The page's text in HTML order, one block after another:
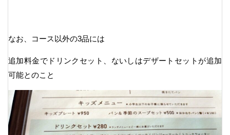
なお、コース以外の3品には
追加料金でドリンクセット、ないしはデザートセットが追加
可能とのこと